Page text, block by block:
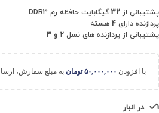
پشتیبانی از 32گیگابایت حافظه رم DDR3
پردازنده دارای 4 هسته
پشتیبانی از پردازنده های نسل
با افزودن ۵۰,۰۰۰,۰۰۰ تومان به مبلغ سفارش،
1 در انبار